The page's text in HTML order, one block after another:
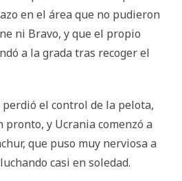
en el área que no pudieron
ni Bravo, y que el propio
a la grada tras recoger el
perdió el control de la pelota,
pronto, y Ucrania comenzó a
que puso muy nerviosa a
casi en soledad.